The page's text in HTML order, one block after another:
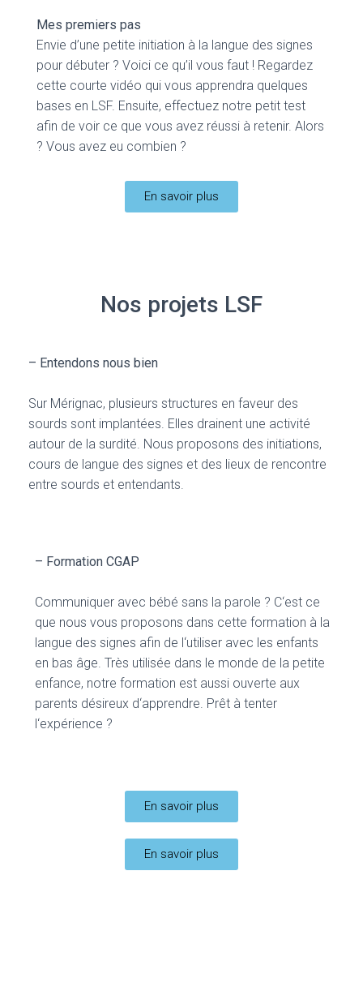
Mes premiers pas
Envie d’une petite initiation à la langue des signes
pour débuter ? Voici ce qu’il vous faut ! Regardez
cette courte vidéo qui vous apprendra quelques
bases en LSF. Ensuite, effectuez notre petit test
afin de voir ce que vous avez réussi à retenir. Alors
? Vous avez eu combien ?
En savoir plus
Nos projets LSF
– Entendons nous bien
Sur Mérignac, plusieurs structures en faveur des
sourds sont implantées. Elles drainent une activité
autour de la surdité. Nous proposons des initiations,
cours de langue des signes et des lieux de rencontre
entre sourds et entendants.
– Formation CGAP
Communiquer avec bébé sans la parole ? C‘est ce
que nous vous proposons dans cette formation à la
langue des signes afin de l‘utiliser avec les enfants
en bas âge. Très utilisée dans le monde de la petite
enfance, notre formation est aussi ouverte aux
parents désireux d‘apprendre. Prêt à tenter
l‘expérience ?
En savoir plus
En savoir plus